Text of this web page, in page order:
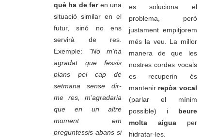
què ha de feren una
situació similar en el
futur, sinó no ens
servirà de res.
Exemple: "No m’ha
agradat que fessis
plans pel cap de
setmana sense dir-
me res, m’agradaria
que en un altre
moment em
preguntessis abans si
es soluciona el
problema, però
justament empitjorem
més la veu. La millor
manera de que les
nostres cordes vocals
es recuperin és
mantenir repòs vocal
(parlar el mínim
possible) i beure
molta aiguaper
hidratar-les.